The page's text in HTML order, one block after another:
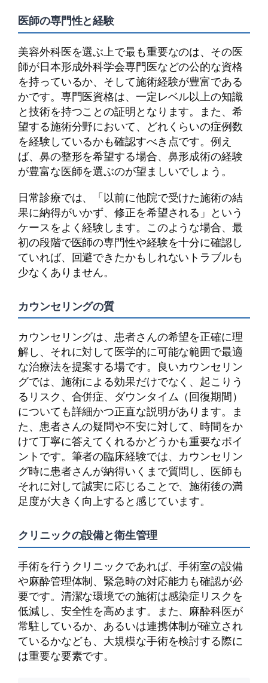
医師の専門性と経験
美容外科医を選ぶ上で最も重要なのは、その医
師が日本形成外科学会専門医などの公的な資格
を持っているか、そして施術経験が豊富である
かです。専門医資格は、一定レベル以上の知識
と技術を持つことの証明となります。また、希
望する施術分野において、どれくらいの症例数
を経験しているかも確認すべき点です。例え
ば、鼻の整形を希望する場合、鼻形成術の経験
が豊富な医師を選ぶのが望ましいでしょう。
日常診療では、「以前に他院で受けた施術の結
果に納得がいかず、修正を希望される」という
ケースをよく経験します。このような場合、最
初の段階で医師の専門性や経験を十分に確認し
ていれば、回避できたかもしれないトラブルも
少なくありません。
カウンセリングの質
カウンセリングは、患者さんの希望を正確に理
解し、それに対して医学的に可能な範囲で最適
な治療法を提案する場です。良いカウンセリン
グでは、施術による効果だけでなく、起こりう
るリスク、合併症、ダウンタイム（回復期間）
についても詳細かつ正直な説明があります。ま
た、患者さんの疑問や不安に対して、時間をか
けて丁寧に答えてくれるかどうかも重要なポイ
ントです。筆者の臨床経験では、カウンセリン
グ時に患者さんが納得いくまで質問し、医師も
それに対して誠実に応じることで、施術後の満
足度が大きく向上すると感じています。
クリニックの設備と衛生管理
手術を行うクリニックであれば、手術室の設備
や麻酔管理体制、緊急時の対応能力も確認が必
要です。清潔な環境での施術は感染症リスクを
低減し、安全性を高めます。また、麻酔科医が
常駐しているか、あるいは連携体制が確立され
ているかなども、大規模な手術を検討する際に
は重要な要素です。